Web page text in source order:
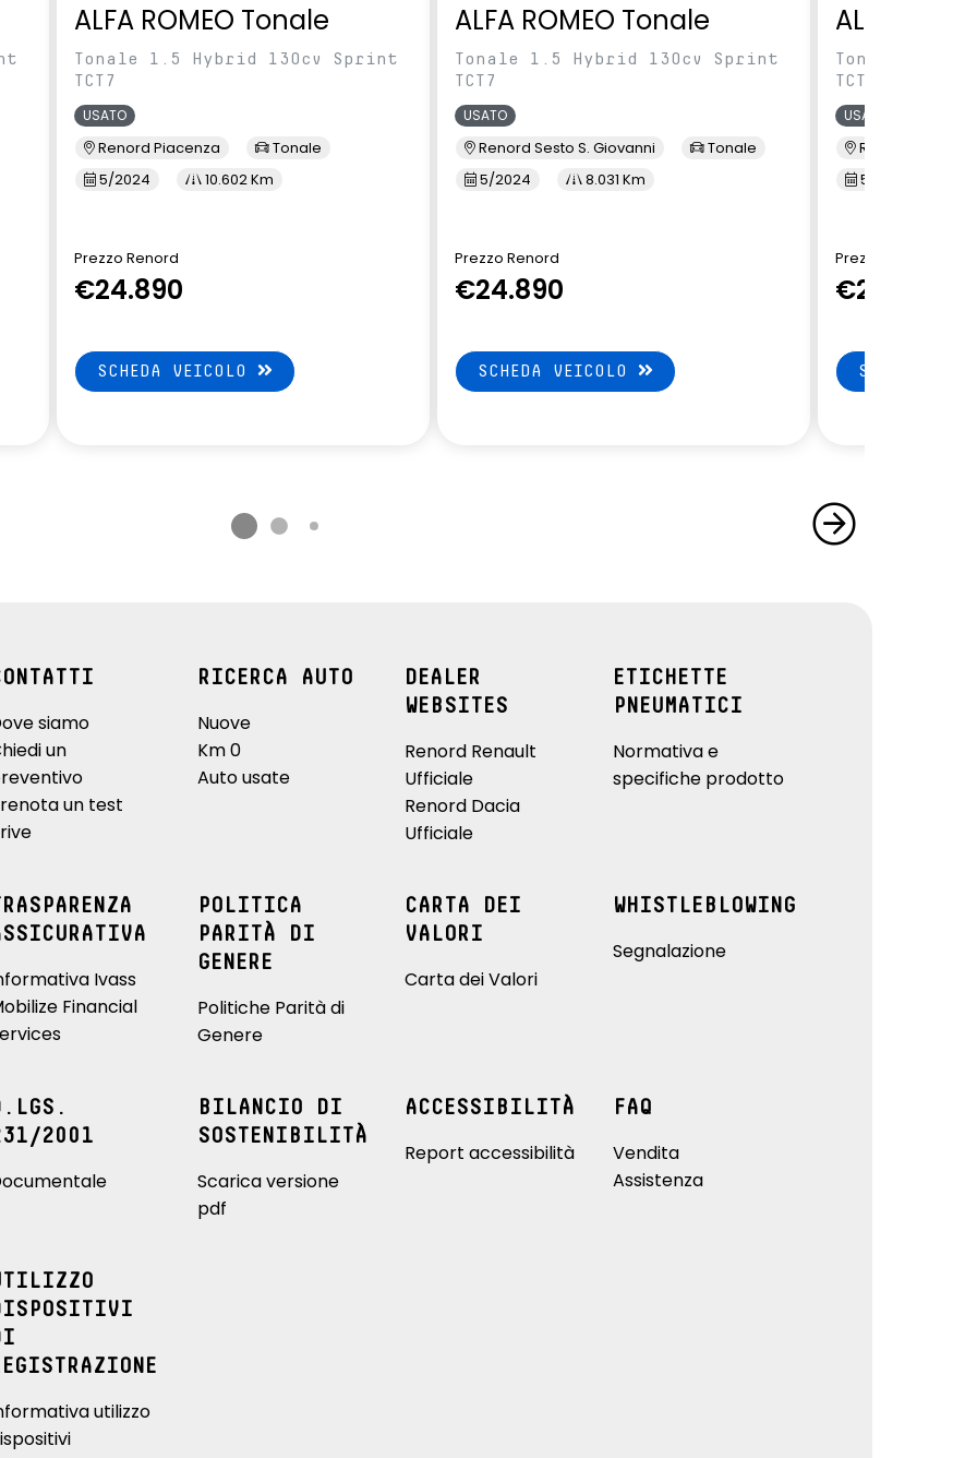
ALFA ROMEO Tonale
Tonale 1.5 Hybrid 130cv Sprint
TCT7
USATO
Renord Piacenza
Tonale
5/2024
10.602 Km
Prezzo Renord
€24.890
SCHEDA VEICOLO
ALFA ROMEO Tonale
Tonale 1.5 Hybrid 130cv Sprint
TCT7
USATO
Renord Sesto S. Giovanni
Tonale
5/2024
8.031 Km
Prezzo Renord
€24.890
SCHEDA VEICOLO
ALFA
Tonale 1.5
TCT7
USATO
Renord
5/2024
Prezzo Renord
€24.890
SCHEDA
siamo
un
un test
RICERCA AUTO
Nuove
Km 0
Auto usate
DEALER
WEBSITES
Renord Renault
Ufficiale
Renord Dacia
Ufficiale
ETICHETTE
PNEUMATICI
Normativa e
specifiche prodotto
Ivass
Financial
POLITICA
PARITÀ DI
GENERE
Politiche Parità di
Genere
CARTA DEI
VALORI
Carta dei Valori
WHISTLEBLOWING
Segnalazione
2001
BILANCIO DI
SOSTENIBILITÀ
Scarica versione
pdf
ACCESSIBILITÀ
Report accessibilità
FAQ
Vendita
Assistenza
utilizzo